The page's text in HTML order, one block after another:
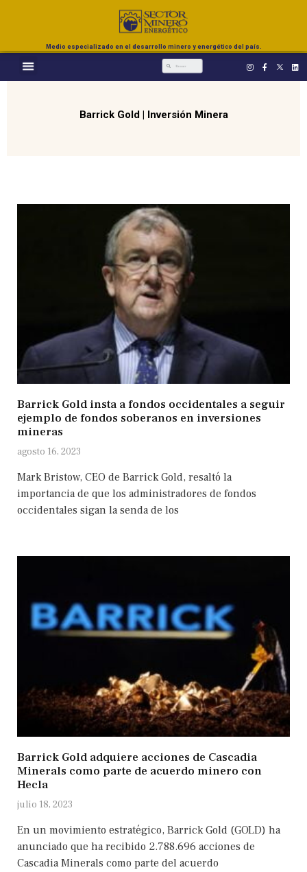
Medio especializado en el desarrollo minero y energético del país.
Barrick Gold| Inversión Minera
Barrick Gold insta a fondos occidentales a seguir
ejemplo de fondos soberanos en inversiones
mineras
agosto 16, 2023
Mark Bristow, CEO de Barrick Gold, resaltó la
importancia de que los administradores de fondos
occidentales sigan la senda de los
Barrick Gold adquiere acciones de Cascadia
Minerals como parte de acuerdo minero con
Hecla
julio 18, 2023
En un movimiento estratégico, Barrick Gold (GOLD) ha
anunciado que ha recibido 2.788.696 acciones de
Cascadia Minerals como parte del acuerdo